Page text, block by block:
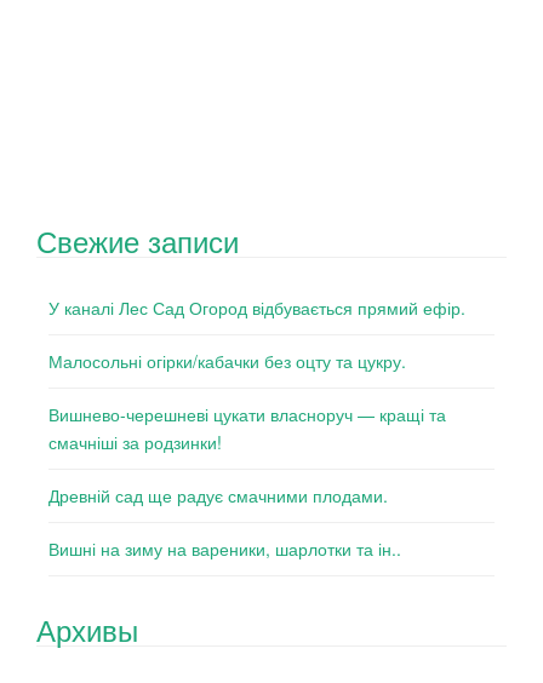
Свежие записи
У каналі Лес Сад Огород відбувається прямий ефір.
Малосольні огірки/кабачки без оцту та цукру.
Вишнево-черешневі цукати власноруч — кращі та
смачніші за родзинки!
Древній сад ще радує смачними плодами.
Вишні на зиму на вареники, шарлотки та ін..
Архивы